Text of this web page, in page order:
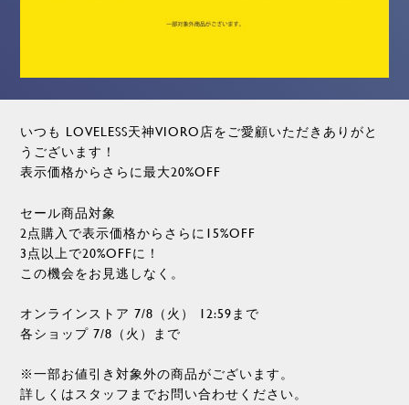
いつも LOVELESS天神VIORO店をご愛顧いただきありがと
うございます！
表示価格からさらに最大20%OFF
セール商品対象
2点購入で表示価格からさらに15%OFF
3点以上で20%OFFに！
この機会をお見逃しなく。
オンラインストア 7/8（火） 12:59まで
各ショップ 7/8（火）まで
※一部お値引き対象外の商品がございます。
詳しくはスタッフまでお問い合わせください。